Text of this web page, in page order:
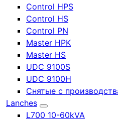
Control HPS
Control HS
Control PN
Master HPK
Master HS
UDC 9100S
UDC 9100H
Снятые с
Lanches
L700 10-60kVA